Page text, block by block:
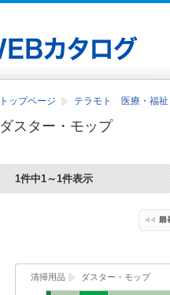
トップページ テラモト 医療・福
ダスター・モップ
1件中1～1件表示
清掃用品 ダスター・モップ